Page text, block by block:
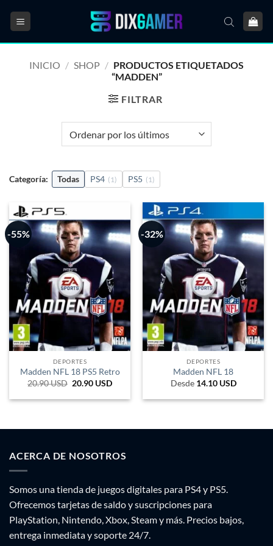
INICIO / SHOP / PRODUCTOS ETIQUETADOS
“MADDEN”
FILTRAR
Categoría: Todas PS4 (1) PS5 (1)
-55%
DEPORTES
Madden NFL 18 PS5 Retro
20.90USD El
original
20.90 USD
actual
-32%
DEPORTES
Madden NFL 18
Desde 14.10 USD
ACERCA DE NOSOTROS
Somos una tienda de juegos digitales para PS4 y PS5.
Ofrecemos tarjetas de saldo y suscripciones para
PlayStation, Nintendo, Xbox, Steam y más. Precios bajos,
entrega inmediata y soporte 24/7.